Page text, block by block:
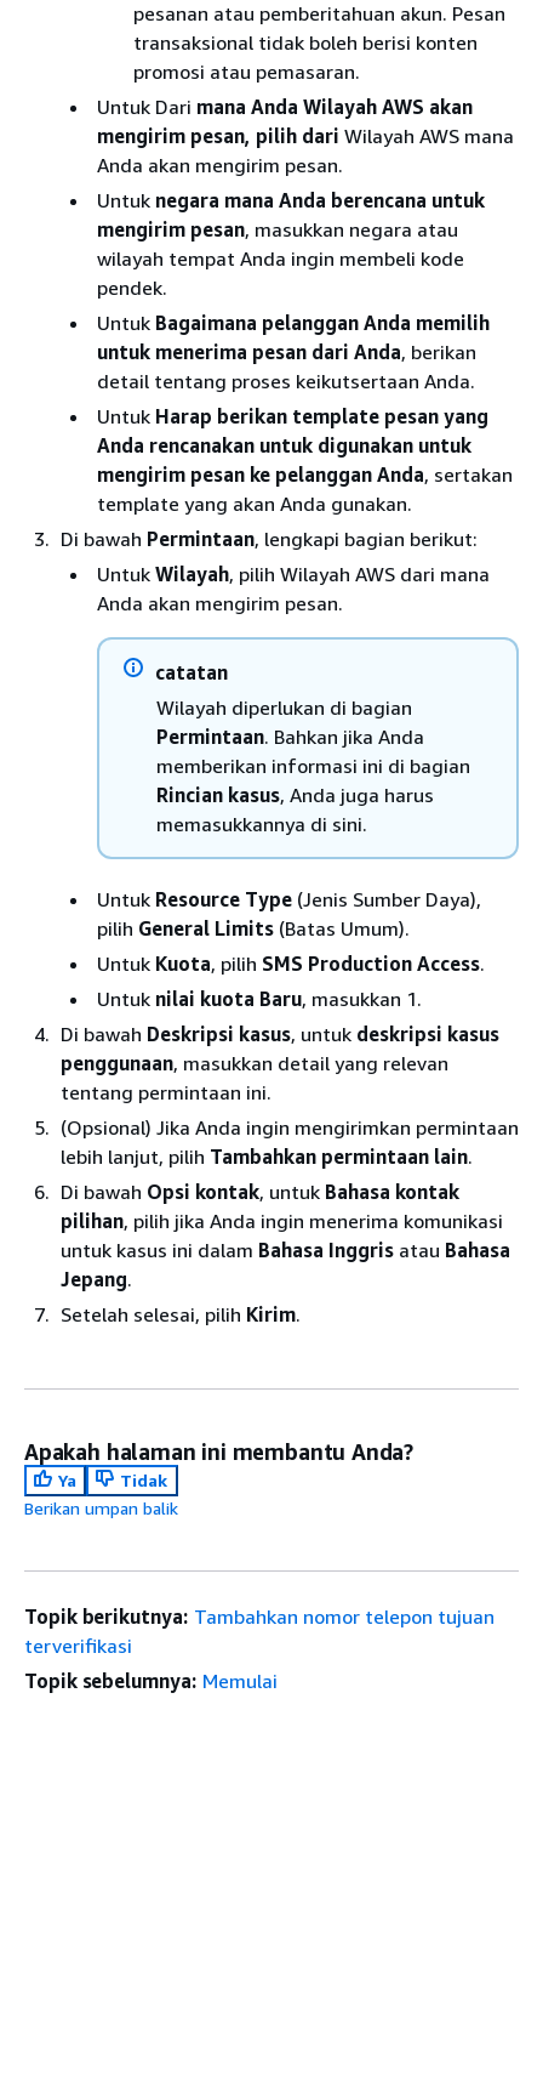
pesanan atau pemberitahuan akun. Pesan
transaksional tidak boleh berisi konten
promosi atau pemasaran.
Untuk Dari mana Anda Wilayah AWS akan
mengirim pesan, pilih dari Wilayah AWS mana
Anda akan mengirim pesan.
Untuk negara mana Anda berencana untuk
mengirim pesan, masukkan negara atau
wilayah tempat Anda ingin membeli kode
pendek.
Untuk Bagaimana pelanggan Anda memilih
untuk menerima pesan dari Anda, berikan
detail tentang proses keikutsertaan Anda.
Untuk Harap berikan template pesan yang
Anda rencanakan untuk digunakan untuk
mengirim pesan ke pelanggan Anda, sertakan
template yang akan Anda gunakan.
Di bawah Permintaan, lengkapi bagian berikut:
Untuk Wilayah, pilih Wilayah AWS dari mana
Anda akan mengirim pesan.
catatan
Wilayah diperlukan di bagian
Permintaan. Bahkan jika Anda
memberikan informasi ini di bagian
Rincian kasus, Anda juga harus
memasukkannya di sini.
Untuk Resource Type (Jenis Sumber Daya),
pilih General Limits (Batas Umum).
Untuk Kuota, pilih SMS Production Access.
Untuk nilai kuota Baru, masukkan 1.
Di bawah Deskripsi kasus, untuk deskripsi kasus
penggunaan, masukkan detail yang relevan
tentang permintaan ini.
(Opsional) Jika Anda ingin mengirimkan permintaan
lebih lanjut, pilih Tambahkan permintaan lain.
Di bawah Opsi kontak, untuk Bahasa kontak
pilihan, pilih jika Anda ingin menerima komunikasi
untuk kasus ini dalam Bahasa Inggris atau Bahasa
Jepang.
Setelah selesai, pilih Kirim.
Apakah halaman ini membantu Anda?
Ya
Tidak
Berikan umpan balik
Topik berikutnya: Tambahkan nomor telepon tujuan
terverifikasi
Topik sebelumnya: Memulai